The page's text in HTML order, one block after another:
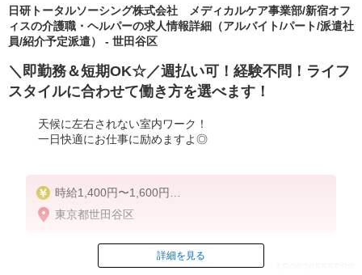
日研トータルソーシング株式会社 メディカルケア事業部/新宿オフ
ィスの介護職・ヘルパーの求人情報詳細（アルバイト/パート/派遣社
員/紹介予定派遣） - 世田谷区
＼即勤務＆短期OK☆／週払い可！経験不問！ライフ
スタイルに合わせて働き方を選べます！
天候に左右されない室内ワーク！
一日快適にお仕事に励めますよ◎
時給1,400円〜1,600円
★週払いOK（規定あり）
東京都世田谷区
ID：AE0626555588
詳細を見る